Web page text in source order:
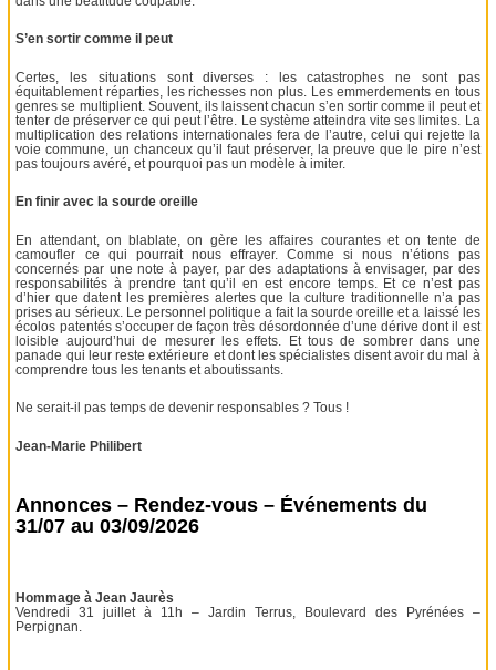
S’en sortir comme il peut
Certes, les situations sont diverses : les catastrophes ne sont pas
équitablement réparties, les richesses non plus. Les emmerdements en tous
genres se multiplient. Souvent, ils laissent chacun s’en sortir comme il peut et
tenter de préserver ce qui peut l’être. Le système atteindra vite ses limites. La
multiplication des relations internationales fera de l’autre, celui qui rejette la
voie commune, un chanceux qu’il faut préserver, la preuve que le pire n’est
pas toujours avéré, et pourquoi pas un modèle à imiter.
En finir avec la sourde oreille
En attendant, on blablate, on gère les affaires courantes et on tente de
camoufler ce qui pourrait nous effrayer. Comme si nous n’étions pas
concernés par une note à payer, par des adaptations à envisager, par des
responsabilités à prendre tant qu’il en est encore temps. Et ce n’est pas
d’hier que datent les premières alertes que la culture traditionnelle n’a pas
prises au sérieux. Le personnel politique a fait la sourde oreille et a laissé les
écolos patentés s’occuper de façon très désordonnée d’une dérive dont il est
loisible aujourd’hui de mesurer les effets. Et tous de sombrer dans une
panade qui leur reste extérieure et dont les spécialistes disent avoir du mal à
comprendre tous les tenants et aboutissants.
Ne serait-il pas temps de devenir responsables ? Tous !
Jean-Marie Philibert
Annonces – Rendez-vous – Événements du
31/07 au 03/09/2026
Hommage à Jean Jaurès
Vendredi 31 juillet à 11h – Jardin Terrus, Boulevard des Pyrénées –
Perpignan.